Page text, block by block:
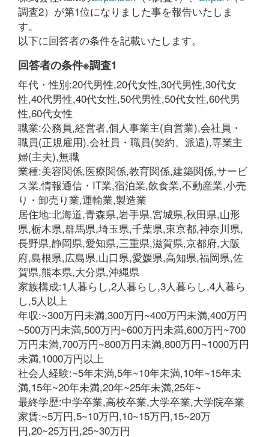
調査2）が第1位になりました事を報告いたしま
す。
以下に回答者の条件を記載いたします。
回答者の条件※調査1
年代・性別:20代男性,20代女性,30代男性,30代女
性,40代男性,40代女性,50代男性,50代女性,60代男
性,60代女性
職業:公務員,経営者,個人事業主(自営業),会社員・
職員(正規雇用),会社員・職員(契約、派遣),専業主
婦(主夫),無職
業種:美容関係,医療関係,教育関係,建築関係,サービ
ス業,情報通信・IT業,宿泊業,飲食業,不動産業,小売
り・卸売り業,運輸業,製造業
居住地:北海道,青森県,岩手県,宮城県,秋田県,山形
県,栃木県,群馬県,埼玉県,千葉県,東京都,神奈川県,
長野県,静岡県,愛知県,三重県,滋賀県,京都府,大阪
府,島根県,広島県,山口県,愛媛県,高知県,福岡県,佐
賀県,熊本県,大分県,沖縄県
家族構成:1人暮らし,2人暮らし,3人暮らし,4人暮ら
し,5人以上
年収:~300万円未満,300万円~400万円未満,400万円
~500万円未満,500万円~600万円未満,600万円~700
万円未満,700万円~800万円未満,800万円~1000万円
未満,1000万円以上
社会人経験:~5年未満,5年~10年未満,10年~15年未
満,15年~20年未満,20年~25年未満,25年~
最終学歴:中学卒業,高校卒業,大学卒業,大学院卒業
家賃:~5万円,5~10万円,10~15万円,15~20万
円,20~25万円,25~30万円